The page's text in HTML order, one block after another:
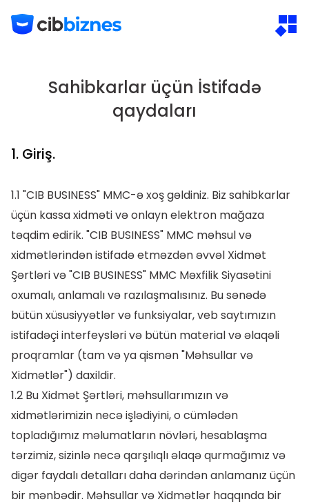
Sahibkarlar üçün İstifadə
qaydaları
1. Giriş.
1.1 "CIB BUSINESS" MMC-ə xoş gəldiniz. Biz sahibkarlar
üçün kassa xidməti və onlayn elektron mağaza
təqdim edirik. "CIB BUSINESS" MMC məhsul və
xidmətlərindən istifadə etməzdən əvvəl Xidmət
Şərtləri və "CIB BUSINESS" MMC Məxfilik Siyasətini
oxumalı, anlamalı və razılaşmalısınız. Bu sənədə
bütün xüsusiyyətlər və funksiyalar, veb saytımızın
istifadəçi interfeysləri və bütün material və əlaqəli
proqramlar (tam və ya qismən "Məhsullar və
Xidmətlər") daxildir.
1.2 Bu Xidmət Şərtləri, məhsullarımızın və
xidmətlərimizin necə işlədiyini, o cümlədən
topladığımız məlumatların növləri, hesablaşma
tərzimiz, sizinlə necə qarşılıqlı əlaqə qurmağımız və
digər faydalı detalları daha dərindən anlamanız üçün
bir mənbədir. Məhsullar və Xidmətlər haqqında bir